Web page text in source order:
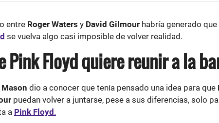
entre Roger Waters y David Gilmour habría generado que
se vuelva algo casi imposible de volver realidad.
Pink Floyd quiere reunir a la
dio a conocer que tenía pensado una idea para que
puedan volver a juntarse, pese a sus diferencias, solo
a Pink Floyd .